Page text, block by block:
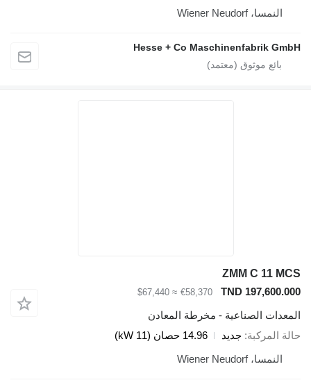
النمسا، Wiener Neudorf
Hesse + Co Maschinenfabrik GmbH
ZMM C 11 MCS
TND 197,600.000
€58,370
≈ $67,440
المعدات الصناعية - مخرطة المعادن
حالة المركبة جديد
14.96 حصان (11 kW)
النمسا، Wiener Neudorf